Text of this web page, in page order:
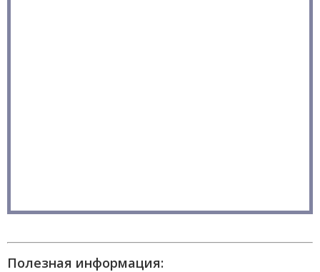
Полезная информация: